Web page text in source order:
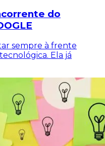
do
sempre à frente
Ela já